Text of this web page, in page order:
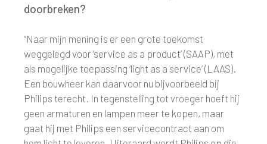
doorbreken?
“Naar mijn mening is er een grote toekomst
weggelegd voor ‘service as a product’ (SAAP), met
als mogelijke toepassing ‘light as a service’ (LAAS).
Een bouwheer kan daarvoor nu bijvoorbeeld bij
Philips terecht. In tegenstelling tot vroeger hoeft hij
geen armaturen en lampen meer te kopen, maar
gaat hij met Philips een servicecontract aan om